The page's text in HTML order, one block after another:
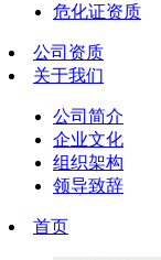
危化证资质
公司资质
关于我们
公司简介
企业文化
组织架构
领导致辞
首页